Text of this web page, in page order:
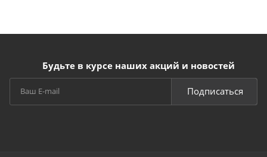
Будьте в курсе наших акций и новостей
Подписаться